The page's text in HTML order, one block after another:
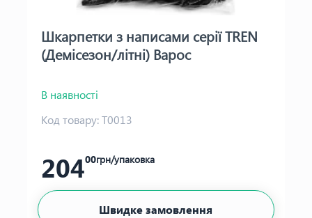
Шкарпетки з написами серії TREN
(Демісезон/літні) Варос
В наявності
Код товару:Т0013
20400грн/упаковка
Швидке замовлення